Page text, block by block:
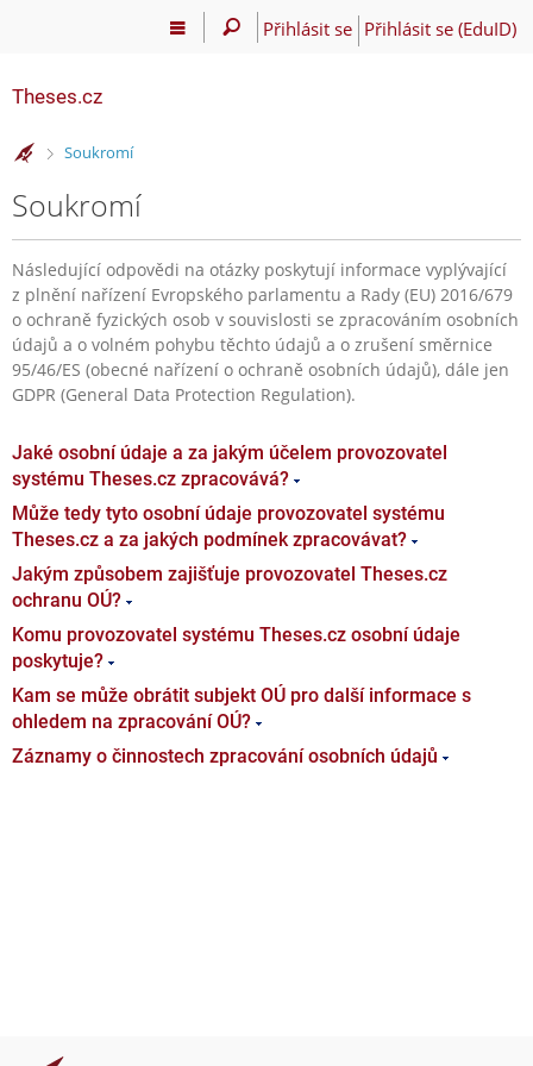
Přihlásit se Přihlásit se (EduID)
Theses.cz
>
Soukromí
Soukromí
Následující odpovědi na otázky poskytují informace vyplývající
z plnění nařízení Evropského parlamentu a Rady (EU) 2016/679
o ochraně fyzických osob v souvislosti se zpracováním osobních
údajů a o volném pohybu těchto údajů a o zrušení směrnice
95/46/ES (obecné nařízení o ochraně osobních údajů), dále jen
GDPR (General Data Protection Regulation).
Jaké osobní údaje a za jakým účelem provozovatel
systému Theses.cz zpracovává?
Může tedy tyto osobní údaje provozovatel systému
Theses.cz a za jakých podmínek zpracovávat?
Jakým způsobem zajišťuje provozovatel Theses.cz
ochranu OÚ?
Komu provozovatel systému Theses.cz osobní údaje
poskytuje?
Kam se může obrátit subjekt OÚ pro další informace s
ohledem na zpracování OÚ?
Záznamy o činnostech zpracování osobních údajů